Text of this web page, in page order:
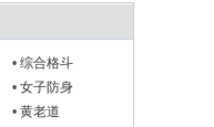
• 综合格斗
• 女子防身
• 黄老道